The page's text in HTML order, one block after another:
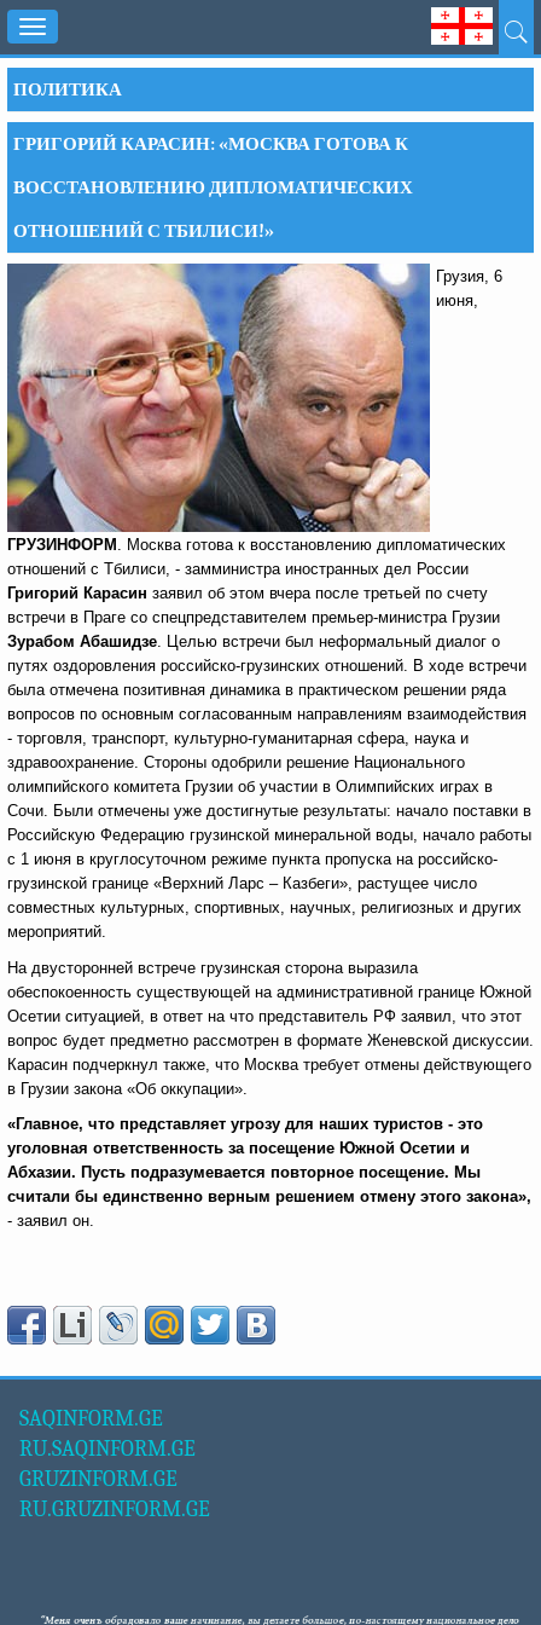
Toggle
navigation
ПОЛИТИКА
ГРИГОРИЙ КАРАСИН: «МОСКВА ГОТОВА К
ВОССТАНОВЛЕНИЮ ДИПЛОМАТИЧЕСКИХ
ОТНОШЕНИЙ С ТБИЛИСИ!»
Грузия, 6
июня,
ГРУЗИНФОРМ . Москва готова к восстановлению дипломатических
отношений с Тбилиси, - замминистра иностранных дел России
Григорий Карасин заявил об этом вчера после третьей по счету
встречи в Праге со спецпредставителем премьер-министра Грузии
Зурабом Абашидзе. Целью встречи был неформальный диалог о
путях оздоровления российско-грузинских отношений. В ходе встречи
была отмечена позитивная динамика в практическом решении ряда
вопросов по основным согласованным направлениям взаимодействия
- торговля, транспорт, культурно-гуманитарная сфера, наука и
здравоохранение. Стороны одобрили решение Национального
олимпийского комитета Грузии об участии в Олимпийских играх в
Сочи. Были отмечены уже достигнутые результаты: начало поставки в
Российскую Федерацию грузинской минеральной воды, начало работы
с 1 июня в круглосуточном режиме пункта пропуска на российско-
грузинской границе «Верхний Ларс – Казбеги», растущее число
совместных культурных, спортивных, научных, религиозных и других
мероприятий.
На двусторонней встрече грузинская сторона выразила
обеспокоенность существующей на административной границе Южной
Осетии ситуацией, в ответ на что представитель РФ заявил, что этот
вопрос будет предметно рассмотрен в формате Женевской дискуссии.
Карасин подчеркнул также, что Москва требует отмены действующего
в Грузии закона «Об оккупации».
«Главное, что представляет угрозу для наших туристов - это
уголовная ответственность за посещение Южной Осетии и
Абхазии. Пусть подразумевается повторное посещение. Мы
считали бы единственно верным решением отмену этого закона»,
- заявил он.
SAQINFORM.GE
RU.SAQINFORM.GE
GRUZINFORM.GE
RU.GRUZINFORM.GE